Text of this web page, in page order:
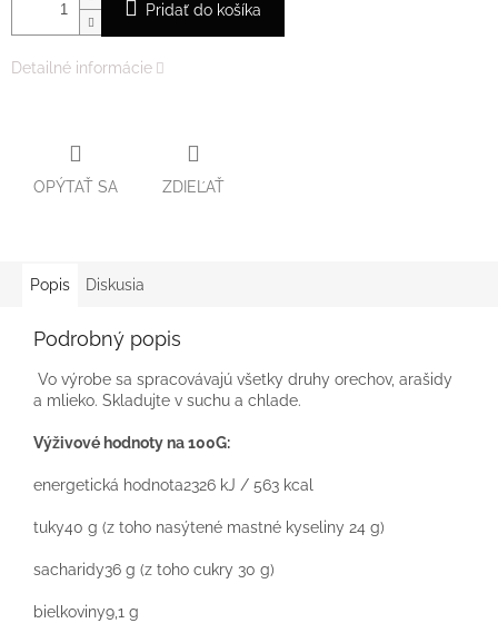
Pridať do košíka
Detailné informácie
OPÝTAŤ SA ZDIEĽAŤ
Popis Diskusia
Podrobný popis
Vo výrobe sa spracovávajú všetky druhy orechov, arašidy
a mlieko. Skladujte v suchu a chlade.
Výživové hodnoty na 100G:
energetická hodnota2326 kJ / 563 kcal
tuky40 g (z toho nasýtené mastné kyseliny 24 g)
sacharidy36 g (z toho cukry 30 g)
bielkoviny9,1 g